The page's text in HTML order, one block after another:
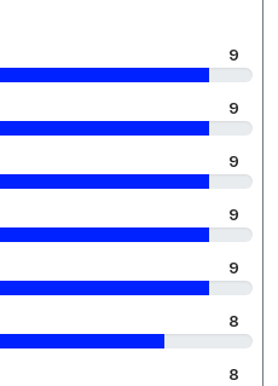
9
9
9
9
9
8
8